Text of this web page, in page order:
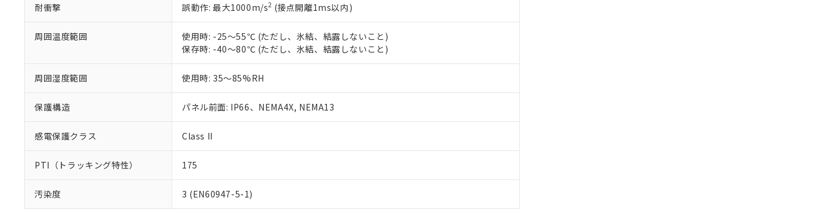
耐衝撃 誤動作: 最大1000m/s2 (接点開離1ms以内)
周囲温度範囲
使用時: -25～55℃ (ただし、氷結、結露しないこと)
保存時: -40～80℃ (ただし、氷結、結露しないこと)
周囲湿度範囲 使用時: 35～85%RH
保護構造 パネル前面: IP66、NEMA4X, NEMA13
感電保護クラス Class II
PTI（トラッキング特性） 175
汚染度 3 (EN60947-5-1)